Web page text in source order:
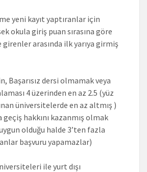
yeni kayıt yaptıranlar için
okula giriş puan sırasına göre
girenler arasında ilk yarıya girmiş
Başarısız dersi olmamak veya
4 üzerinden en az 2.5 (yüz
üniversitelerde en az altmış )
geçiş hakkını kazanmış olmak
olduğu halde 3’ten fazla
başvuru yapamazlar)
ile yurt dışı